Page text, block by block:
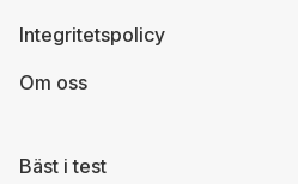
Bäst i test
Integritetspolicy
Om oss